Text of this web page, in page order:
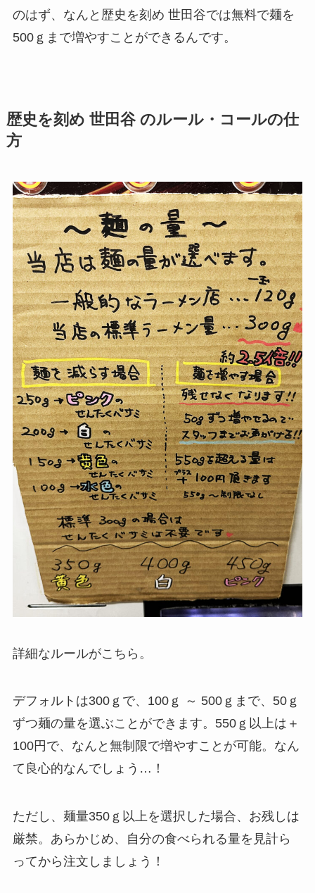
のはず、なんと歴史を刻め 世田谷では無料で麺を
500ｇまで増やすことができるんです。
歴史を刻め 世田谷 のルール・コールの仕
方
詳細なルールがこちら。
デフォルトは300ｇで、100ｇ ～ 500ｇまで、50ｇ
ずつ麺の量を選ぶことができます。550ｇ以上は＋
100円で、なんと無制限で増やすことが可能。なん
て良心的なんでしょう…！
ただし、麺量350ｇ以上を選択した場合、お残しは
厳禁。あらかじめ、自分の食べられる量を見計ら
ってから注文しましょう！